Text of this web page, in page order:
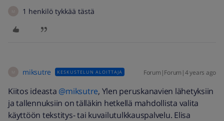
1 henkilö tykkää tästä
miksutre KESKUSTELUN ALOITTAJA Forum|Forum|4 years ago
Kiitos ideasta @miksutre, Ylen peruskanavien lähetyksiin
ja tallennuksiin on tälläkin hetkellä mahdollista valita
käyttöön tekstitys- tai kuvailutulkkauspalvelu. Elisa